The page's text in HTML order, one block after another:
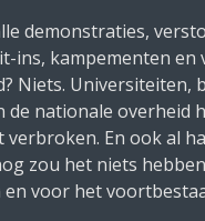
demonstraties,
ins, kampementen
Niets. Universiteiten,
de nationale overheid
verbroken. En ook al
zou het niets
en voor het